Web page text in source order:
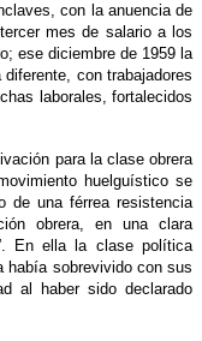
con la anuencia de
mes de salario a los
ese diciembre de 1959 la
con trabajadores
laborales, fortalecidos
para la clase obrera
huelguístico se
de una férrea resistencia
obrera, en una clara
En ella la clase política
había sobrevivido con sus
al haber sido declarado